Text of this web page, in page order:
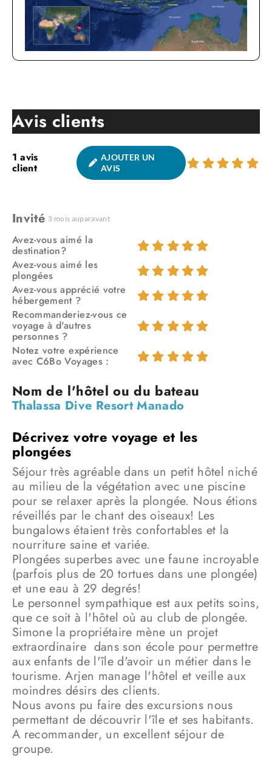
Avis clients
1 avis
client
AJOUTER UN
AVIS
Invité 3 mois auparavant
Avez-vous aimé la
destination?
Avez-vous aimé les
plongées
Avez-vous apprécié votre
hébergement ?
Recommanderiez-vous ce
voyage à d'autres
personnes ?
Notez votre expérience
avec C6Bo Voyages :
Thalassa Dive Resort Manado
Séjour très agréable dans un petit hôtel niché
au milieu de la végétation avec une piscine
pour se relaxer après la plongée. Nous étions
réveillés par le chant des oiseaux! Les
bungalows étaient très confortables et la
nourriture saine et variée.
Plongées superbes avec une faune incroyable
(parfois plus de 20 tortues dans une plongée)
et une eau à 29 degrés!
Le personnel sympathique est aux petits soins,
que ce soit à l'hôtel où au club de plongée.
Simone la propriétaire mène un projet
extraordinaire dans son école pour permettre
aux enfants de l'île d'avoir un métier dans le
tourisme. Arjen manage l'hôtel et veille aux
moindres désirs des clients.
Nous avons pu faire des excursions nous
permettant de découvrir l'île et ses habitants.
A recommander, un excellent séjour de
groupe.